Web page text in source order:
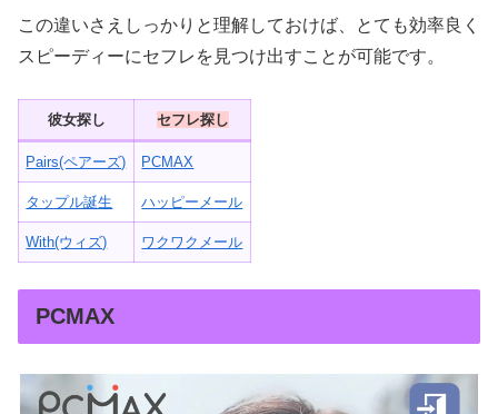
この違いさえしっかりと理解しておけば、とても効率良く
スピーディーにセフレを見つけ出すことが可能です。
彼女探し セフレ探し
Pairs(ペアーズ) PCMAX
タップル誕生 ハッピーメール
With(ウィズ) ワクワクメール
PCMAX